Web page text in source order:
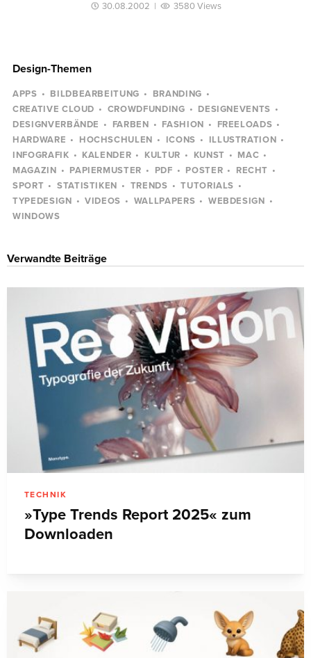
30.08.2002 | 3580 Views
Design-Themen
APPS BILDBEARBEITUNG
BRANDING
CREATIVE CLOUD
CROWDFUNDING
DESIGNEVENTS
DESIGNVERBÄNDE
FARBEN FASHION
FREELOADS
HARDWARE
HOCHSCHULEN ICONS
ILLUSTRATION
INFOGRAFIK
KALENDER KULTUR KUNST
MAC
MAGAZIN
PAPIERMUSTER PDF POSTER
RECHT
SPORT
STATISTIKEN TRENDS
TUTORIALS
TYPEDESIGN
VIDEOS WALLPAPERS
WEBDESIGN
WINDOWS
Verwandte Beiträge
TECHNIK
»Type Trends Report 2025« zum
Downloaden